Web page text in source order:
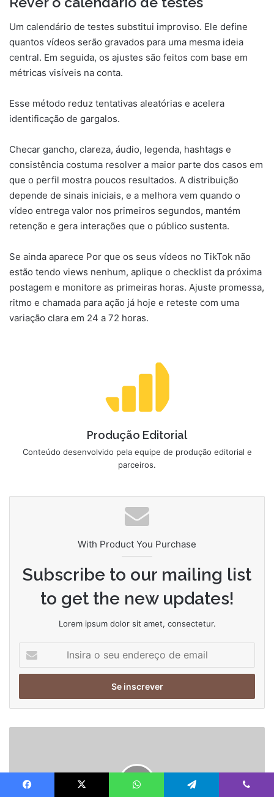
Um calendário de testes substitui improviso. Ele define
quantos vídeos serão gravados para uma mesma ideia
central. Em seguida, os ajustes são feitos com base em
métricas visíveis na conta.
Esse método reduz tentativas aleatórias e acelera
identificação de gargalos.
Checar gancho, clareza, áudio, legenda, hashtags e
consistência costuma resolver a maior parte dos casos em
que o perfil mostra poucos resultados. A distribuição
depende de sinais iniciais, e a melhora vem quando o
vídeo entrega valor nos primeiros segundos, mantém
retenção e gera interações que o público sustenta.
Se ainda aparece Por que os seus vídeos no TikTok não
estão tendo views nenhum, aplique o checklist da próxima
postagem e monitore as primeiras horas. Ajuste promessa,
ritmo e chamada para ação já hoje e reteste com uma
variação clara em 24 a 72 horas.
Produção Editorial
Conteúdo desenvolvido pela equipe de produção editorial e
parceiros.
With Product You Purchase
Subscribe to our mailing list
to get the new updates!
Lorem ipsum dolor sit amet, consectetur.
seu
de
fãs
sobre